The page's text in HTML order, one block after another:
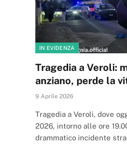
IN EVIDENZA
Tragedia a Veroli:
anziano, perde la
9 Aprile 2026
Tragedia a Veroli, dove
2026, intorno alle ore
drammatico incidente